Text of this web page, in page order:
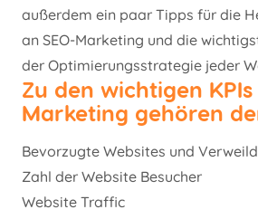
außerdem ein paar Tipps für die
an SEO-Marketing und die
der Optimierungsstrategie jeder
Zu den wichtigen KPIs
Marketing gehören
Bevorzugte Websites und
Zahl der Website Besucher
Website Traffic